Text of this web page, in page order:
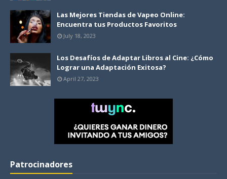
Las Mejores Tiendas de Vapeo Online:
Encuentra tus Productos Favoritos
July 18, 2023
Los Desafíos de Adaptar Libros al Cine: ¿Cómo
Lograr una Adaptación Exitosa?
April 27, 2023
Patrocinadores